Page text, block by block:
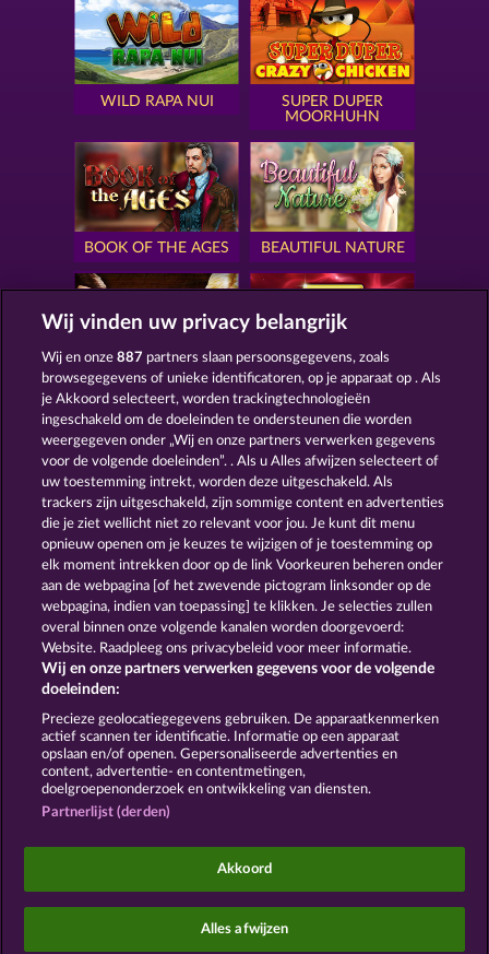
WILD RAPA NUI
SUPER DUPER
MOORHUHN
BOOK OF THE AGES BEAUTIFUL NATURE
SIMPLY THE BEST ROYAL SEVEN
GOLDEN EI OF
MOORHUHN
FOREVER
DIAMONDS
Toon alle spelletjes
Algemene voorwaarden Privacyverklaring
Colofon Bedrijf FAQ Facebook
Terugbetalingsverzoek indienen
Sociale casino games zijn enkel bedoeld voor
entertainment en hebben absoluut geen enkele
gokken met echt geld.
©2026 Whow Games GmbH
Wij vinden uw privacy belangrijk
Wij en onze887 partners slaan persoonsgegevens, zoals
browsegegevens of unieke identificatoren, op je apparaat op . Als
je Akkoord selecteert, worden trackingtechnologieën
ingeschakeld om de doeleinden te ondersteunen die worden
weergegeven onder „Wij en onze partners verwerken gegevens
voor de volgende doeleinden”. . Als u Alles afwijzen selecteert of
uw toestemming intrekt, worden deze uitgeschakeld. Als
trackers zijn uitgeschakeld, zijn sommige content en advertenties
die je ziet wellicht niet zo relevant voor jou. Je kunt dit menu
opnieuw openen om je keuzes te wijzigen of je toestemming op
elk moment intrekken door op de link Voorkeuren beheren onder
aan de webpagina [of het zwevende pictogram linksonder op de
webpagina, indien van toepassing] te klikken. Je selecties zullen
overal binnen onze volgende kanalen worden doorgevoerd:
Website. Raadpleeg ons privacybeleid voor meer informatie.
Wij en onze partners verwerken gegevens voor de volgende
doeleinden:
Precieze geolocatiegegevens gebruiken. De apparaatkenmerken
actief scannen ter identificatie. Informatie op een apparaat
opslaan en/of openen. Gepersonaliseerde advertenties en
content, advertentie- en contentmetingen,
doelgroepenonderzoek en ontwikkeling van diensten.
Partnerlijst (derden)
Akkoord
Alles afwijzen